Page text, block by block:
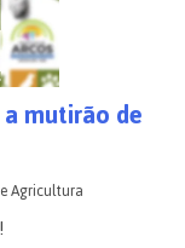
mutirão de
Agricultura